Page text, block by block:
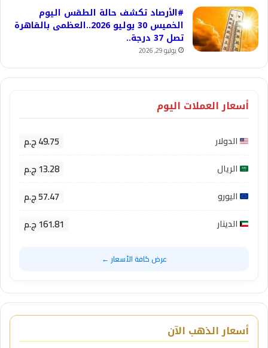
#الأرصاد تكشف حالة الطقس اليوم
الخميس 30 يوليو 2026..العظمى بالقاهرة
تصل 37 درجة..
يوليو 29, 2026
أسعار العملات اليوم
الدولار 49.75 ج.م
الريال 13.28 ج.م
اليورو 57.47 ج.م
الدينار 161.81 ج.م
عرض كافة الأسعار ←
أسعار الذهب الآن